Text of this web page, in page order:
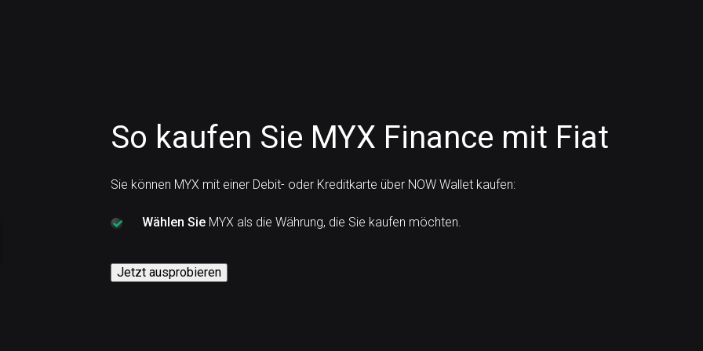
So kaufen Sie MYX Finance mit Fiat
Sie können MYX mit einer Debit- oder Kreditkarte über NOW Wallet kaufen:
Wählen SieMYX als die Währung, die Sie kaufen möchten.
Jetzt ausprobieren